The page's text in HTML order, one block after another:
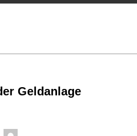
Geldanlage